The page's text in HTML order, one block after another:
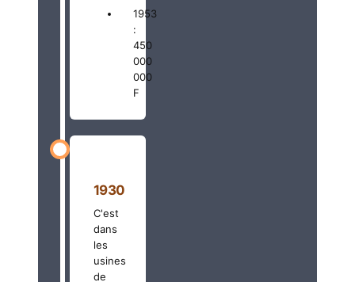
1953
:
450
000
000
F
1930
C'est
dans
les
usines
de